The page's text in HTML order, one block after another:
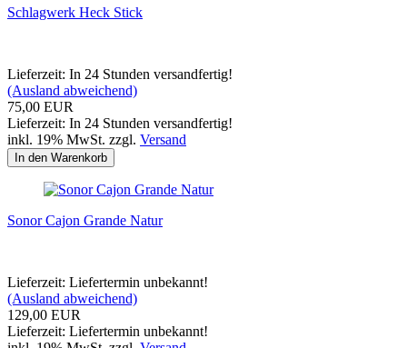
Schlagwerk Heck Stick
Lieferzeit: In 24 Stunden versandfertig!
(Ausland abweichend)
75,00 EUR
Lieferzeit: In 24 Stunden versandfertig!
inkl. 19% MwSt. zzgl. Versand
In den Warenkorb
Sonor Cajon Grande Natur
Lieferzeit: Liefertermin unbekannt!
(Ausland abweichend)
129,00 EUR
Lieferzeit: Liefertermin unbekannt!